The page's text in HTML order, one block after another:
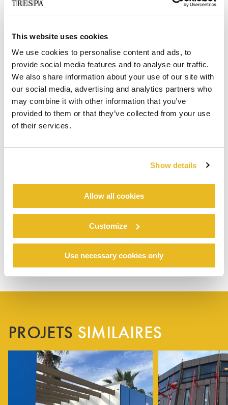
This website uses cookies
We use cookies to personalise content and ads, to
provide social media features and to analyse our traffic.
We also share information about your use of our site with
our social media, advertising and analytics partners who
may combine it with other information that you’ve
provided to them or that they’ve collected from your use
of their services.
Show details
Allow all cookies
Customize
Use necessary cookies only
PROJETS SIMILAIRES